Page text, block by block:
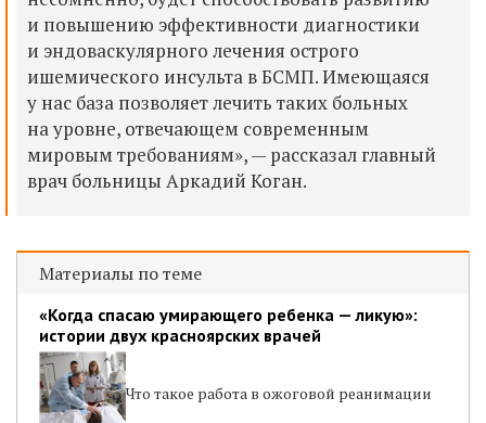
и повышению эффективности диагностики
и эндоваскулярного лечения острого
ишемического инсульта в БСМП. Имеющаяся
у нас база позволяет лечить таких больных
на уровне, отвечающем современным
мировым требованиям», — рассказал главный
врач больницы Аркадий Коган.
Материалы по теме
«Когда спасаю умирающего ребенка — ликую»:
истории двух красноярских врачей
Что такое работа в ожоговой реанимации